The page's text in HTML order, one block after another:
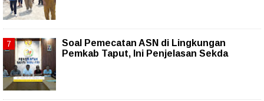
Soal Pemecatan ASN di Lingkungan
Pemkab Taput, Ini Penjelasan Sekda